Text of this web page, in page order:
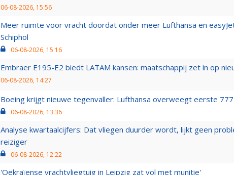
06-08-2026, 15:56
Meer ruimte voor vracht doordat onder meer Lufthansa en
Schiphol
06-08-2026, 15:16
Embraer E195-E2 biedt LATAM kansen: maatschappij zet in op
06-08-2026, 14:27
Boeing krijgt nieuwe tegenvaller: Lufthansa overweegt eerste
06-08-2026, 13:36
Analyse kwartaalcijfers: Dat vliegen duurder wordt, lijkt geen
reiziger
06-08-2026, 12:22
'Oekraïense vrachtvliegtuig in Leipzig zat vol met munitie'